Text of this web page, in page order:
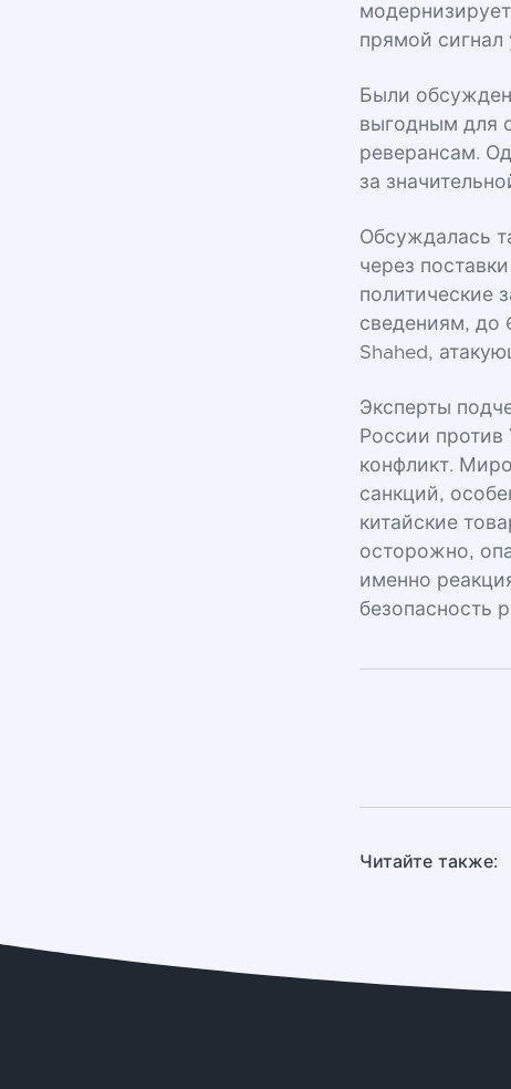
прямой сигнал
Были
выгодным для
реверансам.
за
Обсуждалась
через
политические
сведениям, до
Shahed,
Эксперты
России против
конфликт.
санкций,
китайские
осторожно,
именно
безопасность
Читайте также: